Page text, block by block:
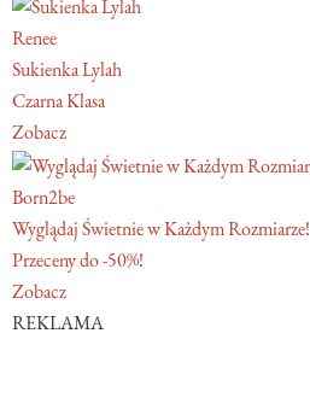
Renee
Sukienka Lylah
Czarna Klasa
Zobacz
Born2be
Wyglądaj Świetnie w Każdym Rozmiarze!
Przeceny do -50%!
Zobacz
REKLAMA